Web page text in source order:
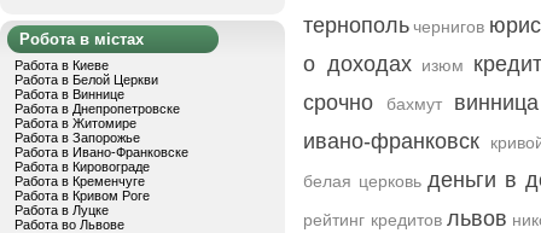
Робота в містах
Работа в Киеве
Работа в Белой Церкви
Работа в Виннице
Работа в Днепропетровске
Работа в Житомире
Работа в Запорожье
Работа в Ивано-Франковске
Работа в Кировограде
Работа в Кременчуге
Работа в Кривом Роге
Работа в Луцке
Работа во Львове
тернополь чернигов
о доходах изюм
срочно
бахмут
винница
ивано-франковск
белая церковь деньги в
рейтинг кредитов львов